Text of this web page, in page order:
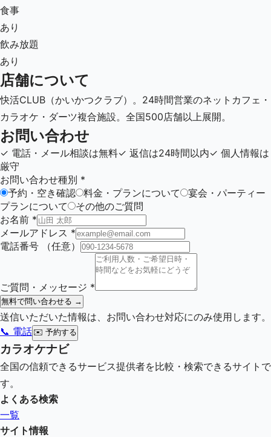
食事
あり
飲み放題
あり
店舗について
快活CLUB（かいかつクラブ）。24時間営業のネットカフェ・
カラオケ・ダーツ複合施設。全国500店舗以上展開。
お問い合わせ
✓ 電話・メール相談は無料✓ 返信は24時間以内✓ 個人情報は
厳守
お問い合わせ種別 *
予約・空き確認
料金・プランについて
宴会・パーティー
プランについて
その他のご質問
お名前 *
メールアドレス *
電話番号
（任意）
ご質問・メッセージ *
無料で問い合わせる →
送信いただいた情報は、お問い合わせ対応にのみ使用します。
📞 電話 ✉️ 予約する
カラオケナビ
全国の信頼できるサービス提供者を比較・検索できるサイトで
す。
よくある検索
一覧
サイト情報